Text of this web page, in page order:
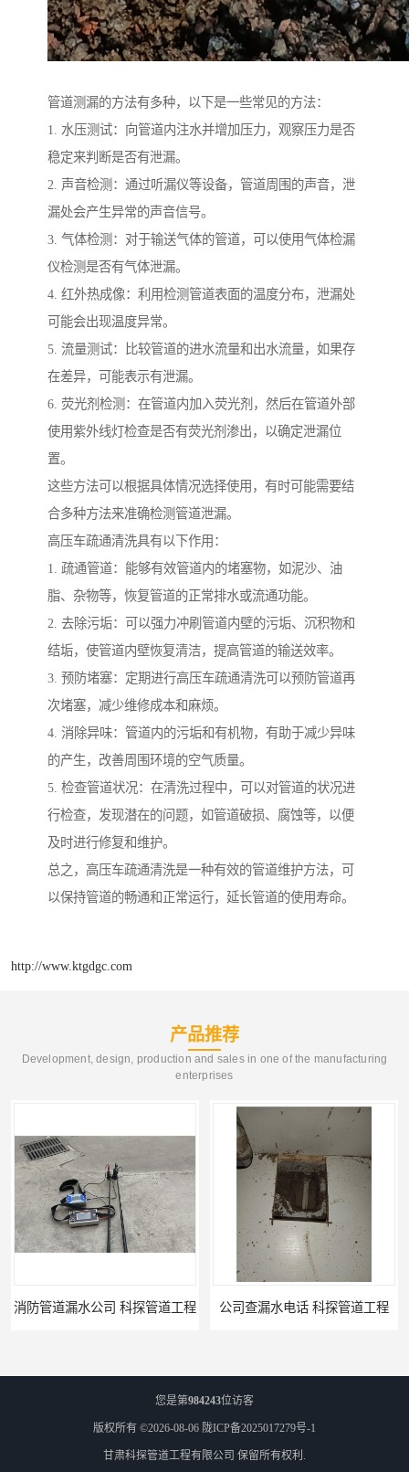
管道测漏的方法有多种，以下是一些常见的方法：
1. 水压测试：向管道内注水并增加压力，观察压力是否
稳定来判断是否有泄漏。
2. 声音检测：通过听漏仪等设备，管道周围的声音，泄
漏处会产生异常的声音信号。
3. 气体检测：对于输送气体的管道，可以使用气体检漏
仪检测是否有气体泄漏。
4. 红外热成像：利用检测管道表面的温度分布，泄漏处
可能会出现温度异常。
5. 流量测试：比较管道的进水流量和出水流量，如果存
在差异，可能表示有泄漏。
6. 荧光剂检测：在管道内加入荧光剂，然后在管道外部
使用紫外线灯检查是否有荧光剂渗出，以确定泄漏位
置。
这些方法可以根据具体情况选择使用，有时可能需要结
合多种方法来准确检测管道泄漏。
高压车疏通清洗具有以下作用：
1. 疏通管道：能够有效管道内的堵塞物，如泥沙、油
脂、杂物等，恢复管道的正常排水或流通功能。
2. 去除污垢：可以强力冲刷管道内壁的污垢、沉积物和
结垢，使管道内壁恢复清洁，提高管道的输送效率。
3. 预防堵塞：定期进行高压车疏通清洗可以预防管道再
次堵塞，减少维修成本和麻烦。
4. 消除异味：管道内的污垢和有机物，有助于减少异味
的产生，改善周围环境的空气质量。
5. 检查管道状况：在清洗过程中，可以对管道的状况进
行检查，发现潜在的问题，如管道破损、腐蚀等，以便
及时进行修复和维护。
总之，高压车疏通清洗是一种有效的管道维护方法，可
以保持管道的畅通和正常运行，延长管道的使用寿命。
http://www.ktgdgc.com
产品推荐
Development, design, production and sales in one of the manufacturing
enterprises
公司查漏水电话 科探管道工程 单位消防管道漏水检测电话 科探管道工程
您是第984243位访客
版权所有 ©2026-08-06 陇ICP备2025017279号-1
甘肃科探管道工程有限公司 保留所有权利.